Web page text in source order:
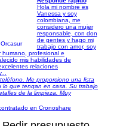
Hola mi nombre es
Vanessa y soy
colombiana, me
considero una mujer
responsable, con don
de gentes y hago mi
trabajo con amor, soy
profesional e
mis habilidades de
relaciones
Me proporciono una lista
lo que tengan en casa. Su trabajo
de la limpieza. Muy
en Cronoshare